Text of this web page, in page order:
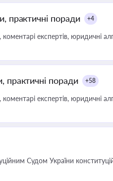
практичні поради +4
експертів, юридичні
практичні поради +58
експертів, юридичні
Судом України